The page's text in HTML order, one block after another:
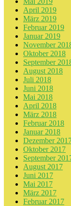
April 2019
März 2019
Februar 2019
Januar 2019
November
Oktober 2018
September
August 2018
Juli 2018
Juni 2018
Mai 2018
April 2018
März 2018
Februar 2018
Januar 2018
Dezember
Oktober 2017
September
August 2017
Juni 2017
Mai 2017
März 2017
Februar 2017